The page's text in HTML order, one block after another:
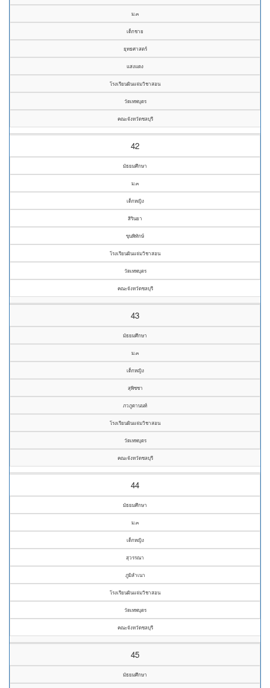
ม.๓
เด็กชาย
ยุทธศาสตร์
แสงแดง
โรงเรียนผินแจ่มวิชาสอน
วัดเทพบุตร
คณะจังหวัดชลบุรี
42
มัธยมศึกษา
ม.๓
เด็กหญิง
สิรินยา
ขุนพิทักษ์
โรงเรียนผินแจ่มวิชาสอน
วัดเทพบุตร
คณะจังหวัดชลบุรี
43
มัธยมศึกษา
ม.๓
เด็กหญิง
สุพิชชา
ภวภูตานนท์
โรงเรียนผินแจ่มวิชาสอน
วัดเทพบุตร
คณะจังหวัดชลบุรี
44
มัธยมศึกษา
ม.๓
เด็กหญิง
สุวรรณา
ภูมิลำเนา
โรงเรียนผินแจ่มวิชาสอน
วัดเทพบุตร
คณะจังหวัดชลบุรี
45
มัธยมศึกษา